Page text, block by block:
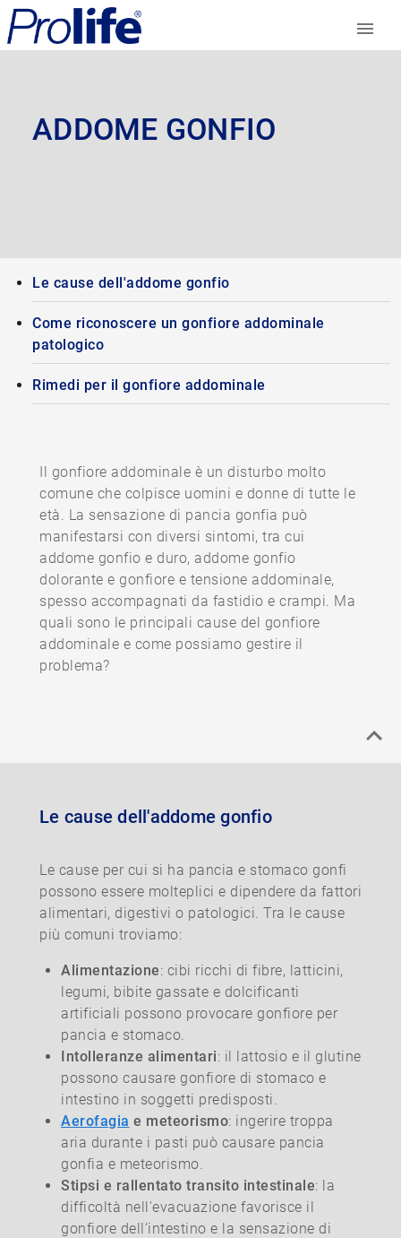
ADDOME GONFIO
Le cause dell'addome gonfio
Come riconoscere un gonfiore addominale
patologico
Rimedi per il gonfiore addominale
Il gonfiore addominale è un disturbo molto
comune che colpisce uomini e donne di tutte le
età. La sensazione di pancia gonfia può
manifestarsi con diversi sintomi, tra cui
addome gonfio e duro, addome gonfio
dolorante e gonfiore e tensione addominale,
spesso accompagnati da fastidio e crampi. Ma
quali sono le principali cause del gonfiore
addominale e come possiamo gestire il
problema?
Le cause dell'addome gonfio
Le cause per cui si ha pancia e stomaco gonfi
possono essere molteplici e dipendere da fattori
alimentari, digestivi o patologici. Tra le cause
più comuni troviamo:
Alimentazione: cibi ricchi di fibre, latticini,
legumi, bibite gassate e dolcificanti
artificiali possono provocare gonfiore per
pancia e stomaco.
Intolleranze alimentari: il lattosio e il glutine
possono causare gonfiore di stomaco e
intestino in soggetti predisposti.
Aerofagia e meteorismo: ingerire troppa
aria durante i pasti può causare pancia
gonfia e meteorismo.
Stipsi e rallentato transito intestinale: la
difficoltà nell'evacuazione favorisce il
gonfiore dell’intestino e la sensazione di